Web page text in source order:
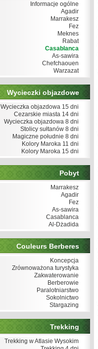
Informacje ogólne
Agadir
Marrakesz
Fez
Meknes
Rabat
Casablanca
As-sawira
Chefchaouen
Warzazat
Wycieczki objazdowe
Wycieczka objazdowa 15 dni
Cezarskie miasta 14 dni
Wycieczka objazdowa 8 dni
Stolicy sułtanów 8 dni
Magiczne południe 8 dni
Kolory Maroka 11 dni
Kolory Maroka 15 dni
Pobyt
Marrakesz
Agadir
Fez
As-sawira
Casablanca
Al-Dżadida
Couleurs Berberes
Koncepcja
Zrównoważona turystyka
Zakwaterowanie
Berberowie
Paralotniarstwo
Sokolnictwo
Stargazing
Trekking
Trekking w Atlasie Wysokim